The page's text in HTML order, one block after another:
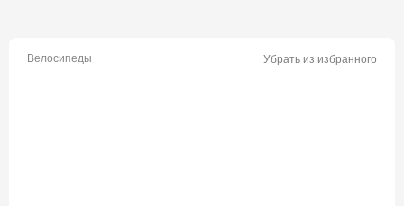
Велосипеды Убрать из избранного